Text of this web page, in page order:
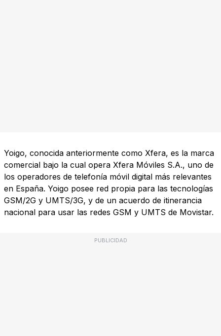
Yoigo, conocida anteriormente como Xfera, es la marca
comercial bajo la cual opera Xfera Móviles S.A., uno de
los operadores de telefonía móvil digital más relevantes
en España. Yoigo posee red propia para las tecnologías
GSM/2G y UMTS/3G, y de un acuerdo de itinerancia
nacional para usar las redes GSM y UMTS de Movistar.
PUBLICIDAD